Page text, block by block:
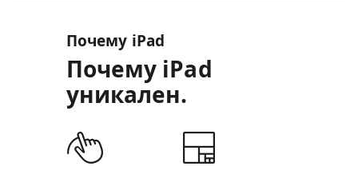
Почему iPad
Почему iPad
уникален.